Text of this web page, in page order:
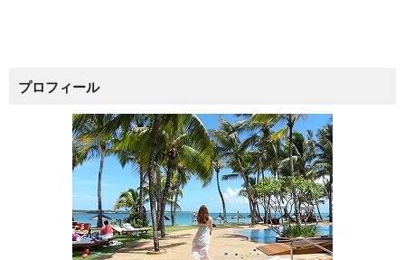
プロフィール